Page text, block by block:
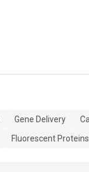
Gene Delivery
Fluorescent Proteins